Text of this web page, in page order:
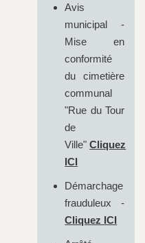
Avis
municipal -
Mise en
conformité
du cimetière
communal
"Rue du Tour
de
Ville"Cliquez
ICI
Démarchage
frauduleux -
Cliquez ICI